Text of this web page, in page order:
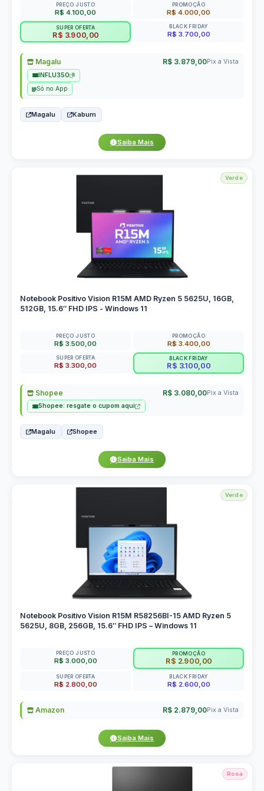
PREÇO JUSTO
R$ 4.100,00
PROMOÇÃO
R$ 4.000,00
SUPER OFERTA
R$ 3.900,00
BLACK FRIDAY
R$ 3.700,00
Magalu R$ 3.879,00Pix a Vista
INFLU350
Só no App
Magalu Kabum
Saiba Mais
Verde
Notebook Positivo Vision R15M AMD Ryzen 5 5625U, 16GB,
512GB, 15.6″ FHD IPS - Windows 11
PREÇO JUSTO
R$ 3.500,00
PROMOÇÃO
R$ 3.400,00
SUPER OFERTA
R$ 3.300,00
BLACK FRIDAY
R$ 3.100,00
Shopee R$ 3.080,00Pix a Vista
Shopee: resgate o cupom aqui
Magalu Shopee
Saiba Mais
Verde
Notebook Positivo Vision R15M R58256BI-15 AMD Ryzen 5
5625U, 8GB, 256GB, 15.6″ FHD IPS – Windows 11
PREÇO JUSTO
R$ 3.000,00
PROMOÇÃO
R$ 2.900,00
SUPER OFERTA
R$ 2.800,00
BLACK FRIDAY
R$ 2.600,00
Amazon R$ 2.879,00Pix a Vista
Saiba Mais
Rosa